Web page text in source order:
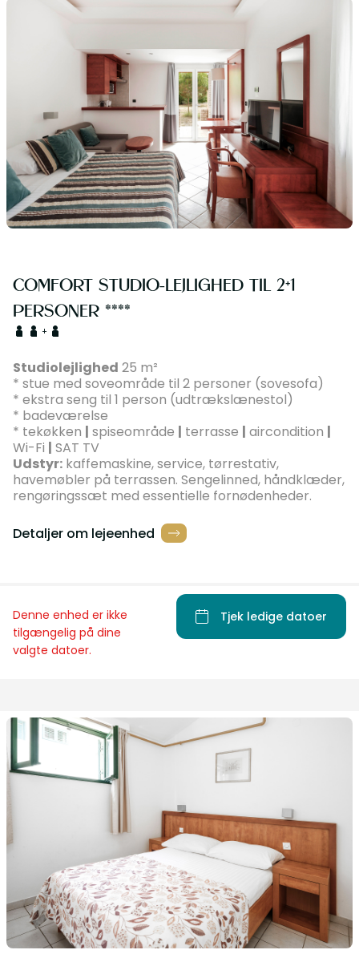
COMFORT STUDIO-LEJLIGHED TIL 2+1
PERSONER ****
+
Studiolejlighed 25 m²
* stue med soveområde til 2 personer (sovesofa)
* ekstra seng til 1 person (udtrækslænestol)
* badeværelse
* tekøkken | spiseområde | terrasse | aircondition |
Wi-Fi | SAT TV
Udstyr: kaffemaskine, service, tørrestativ,
havemøbler på terrassen. Sengelinned, håndklæder,
rengøringssæt med essentielle fornødenheder.
Detaljer om lejeenhed
Denne enhed er ikke
tilgængelig på dine
valgte datoer.
Tjek ledige datoer